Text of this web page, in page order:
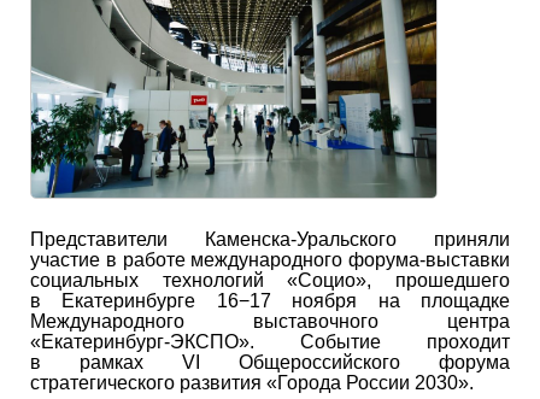
Представители Каменска-Уральского приняли
участие в работе международного форума-выставки
социальных технологий «Социо», прошедшего
в Екатеринбурге 16−17 ноября на площадке
Международного выставочного центра
«Екатеринбург-ЭКСПО». Событие проходит
в рамках VI Общероссийского форума
стратегического развития «Города России 2030».